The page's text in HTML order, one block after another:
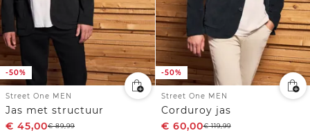
-50%
Street One MEN
Jas met structuur
€ 45,00€89,99
-50%
Street One MEN
Corduroy jas
€ 60,00€119,99